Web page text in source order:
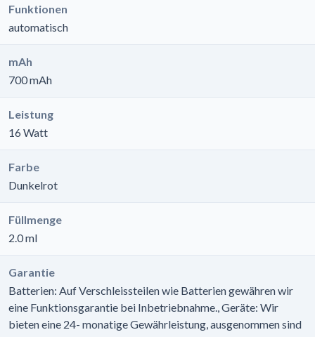
Funktionen
automatisch
mAh
700 mAh
Leistung
16 Watt
Farbe
Dunkelrot
Füllmenge
2.0 ml
Garantie
Batterien: Auf Verschleissteilen wie Batterien gewähren wir
eine Funktionsgarantie bei Inbetriebnahme., Geräte: Wir
bieten eine 24- monatige Gewährleistung, ausgenommen sind